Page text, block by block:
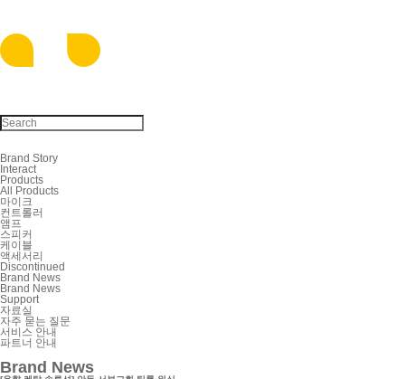
Brand Story
Interact
Products
All Products
마이크
컨트롤러
앰프
스피커
케이블
액세서리
Discontinued
Brand News
Brand News
Support
자료실
자주 묻는 질문
서비스 안내
파트너 안내
Brand News